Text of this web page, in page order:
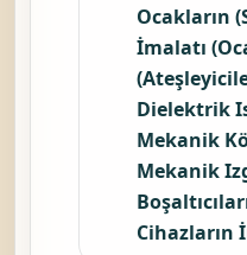
Ocakların
İmalatı
Dielektrik
Mekanik
Mekanik
Cihazların